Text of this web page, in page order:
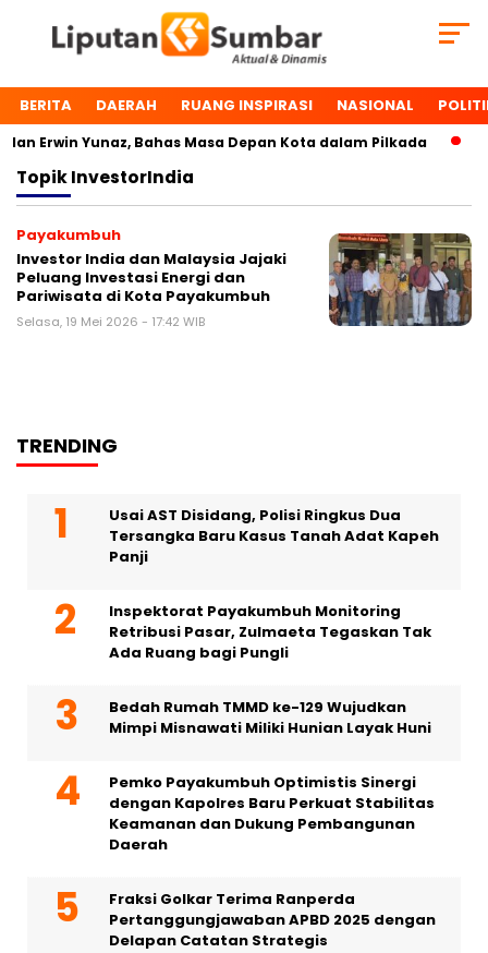
BERITA DAERAH RUANG INSPIRASI NASIONAL
Erwin Yunaz, Bahas Masa Depan Kota dalam Pilkada
TopikInvestorIndia
Payakumbuh
Investor India dan Malaysia Jajaki
Peluang Investasi Energi dan
Pariwisata di Kota Payakumbuh
Selasa, 19 Mei 2026 - 17:42 WIB
TRENDING
Usai AST Disidang, Polisi Ringkus Dua
Tersangka Baru Kasus Tanah Adat Kapeh
Panji
Inspektorat Payakumbuh Monitoring
Retribusi Pasar, Zulmaeta Tegaskan Tak
Ada Ruang bagi Pungli
Bedah Rumah TMMD ke-129 Wujudkan
Mimpi Misnawati Miliki Hunian Layak Huni
Pemko Payakumbuh Optimistis Sinergi
dengan Kapolres Baru Perkuat Stabilitas
Keamanan dan Dukung Pembangunan
Daerah
Fraksi Golkar Terima Ranperda
Pertanggungjawaban APBD 2025 dengan
Delapan Catatan Strategis